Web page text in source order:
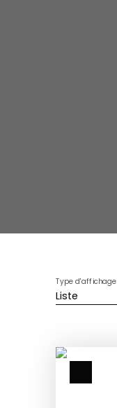
Liste
Type d'affichage